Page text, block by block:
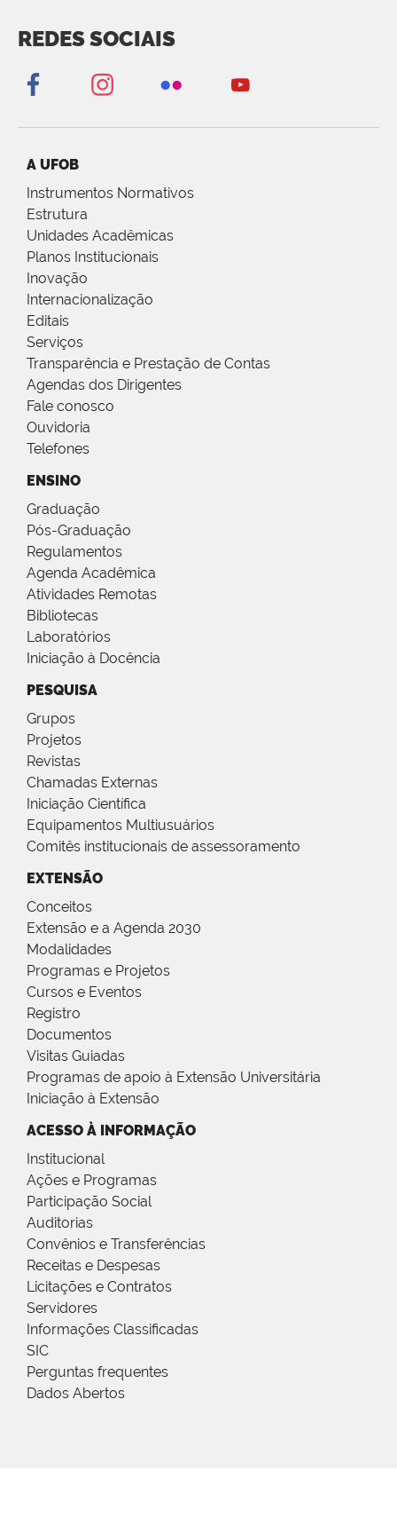
REDES SOCIAIS
A UFOB
Instrumentos Normativos
Estrutura
Unidades Acadêmicas
Planos Institucionais
Inovação
Internacionalização
Editais
Serviços
Transparência e Prestação de Contas
Agendas dos Dirigentes
Fale conosco
Ouvidoria
Telefones
ENSINO
Graduação
Pós-Graduação
Regulamentos
Agenda Acadêmica
Atividades Remotas
Bibliotecas
Laboratórios
Iniciação à Docência
PESQUISA
Grupos
Projetos
Revistas
Chamadas Externas
Iniciação Científica
Equipamentos Multiusuários
Comitês institucionais de assessoramento
EXTENSÃO
Conceitos
Extensão e a Agenda 2030
Modalidades
Programas e Projetos
Cursos e Eventos
Registro
Documentos
Visitas Guiadas
Programas de apoio à Extensão Universitária
Iniciação à Extensão
ACESSO À INFORMAÇÃO
Institucional
Ações e Programas
Participação Social
Auditorias
Convênios e Transferências
Receitas e Despesas
Licitações e Contratos
Servidores
Informações Classificadas
SIC
Perguntas frequentes
Dados Abertos